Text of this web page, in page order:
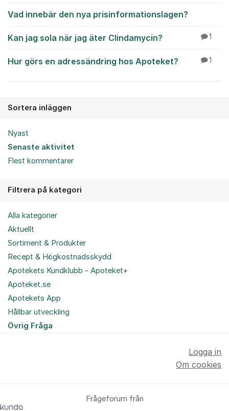
Vad innebär den nya prisinformationslagen?
Kan jag sola när jag äter Clindamycin? 1
Hur görs en adressändring hos Apoteket? 1
Sortera inläggen
Nyast
Senaste aktivitet
Flest kommentarer
Filtrera på kategori
Alla kategorier
Aktuellt
Sortiment & Produkter
Recept & Högkostnadsskydd
Apotekets Kundklubb - Apoteket+
Apoteket.se
Apotekets App
Hållbar utveckling
Övrig Fråga
Frågeforum från
Logga in
Om cookies